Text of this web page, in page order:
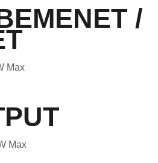
/
Max
Max